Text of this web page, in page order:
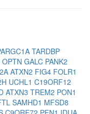
TARDBP
OPTN GALC PANK2
ATXN2 FIG4 FOLR1
UCHL1 C19ORF12
ATXN3 TREM2 PON1
SAMHD1 MFSD8